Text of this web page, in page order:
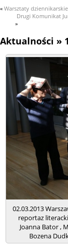
« Warsztaty
Drugi Komunikat
»
Aktualności »
02.03.2013
reportaz
Joanna Bator ,
Bozena